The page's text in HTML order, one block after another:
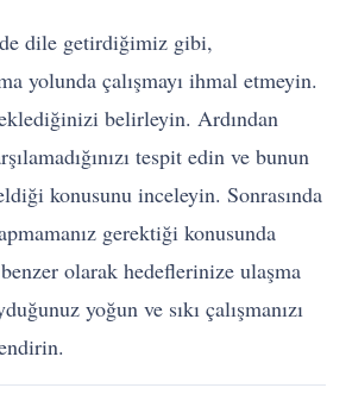
dile getirdiğimiz gibi,
yolunda çalışmayı ihmal etmeyin.
belirleyin. Ardından
tespit edin ve bunun
konusunu inceleyin. Sonrasında
gerektiği konusunda
olarak hedeflerinize ulaşma
yoğun ve sıkı çalışmanızı